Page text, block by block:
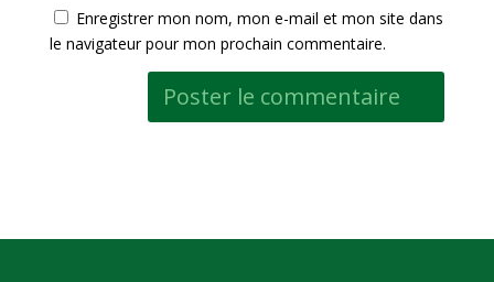
Enregistrer mon nom, mon e-mail et mon site dans
le navigateur pour mon prochain commentaire.